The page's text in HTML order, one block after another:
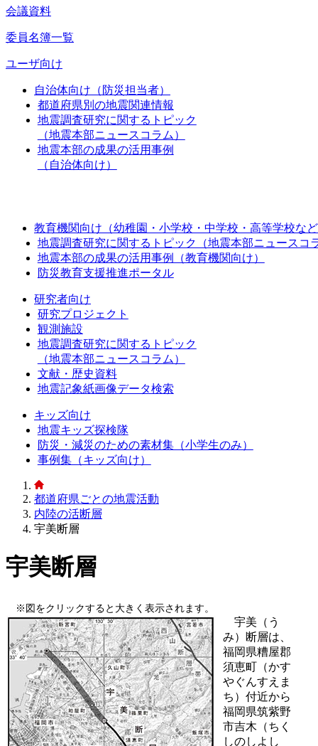
会議資料
委員名簿一覧
ユーザ向け
自治体向け（防災担当者）
都道府県別の地震関連情報
地震調査研究に関するトピック
（地震本部ニュースコラム）
地震本部の成果の活用事例
（自治体向け）
教育機関向け（幼稚園・小学校・中学校・高等学校な
地震調査研究に関するトピック（地震本部ニュースコ
地震本部の成果の活用事例（教育機関向け）
防災教育支援推進ポータル
研究者向け
研究プロジェクト
観測施設
地震調査研究に関するトピック
（地震本部ニュースコラム）
文献・歴史資料
地震記象紙画像データ検索
キッズ向け
地震キッズ探検隊
防災・減災のための素材集（小学生のみ）
事例集（キッズ向け）
都道府県ごとの地震活動
内陸の活断層
宇美断層
宇美断層
※図をクリックすると大きく表示されます。
宇美（う
み）断層は、
福岡県糟屋郡
須恵町（かす
やぐんすえま
ち）付近から
福岡県筑紫野
市吉木（ちく
しのしよし